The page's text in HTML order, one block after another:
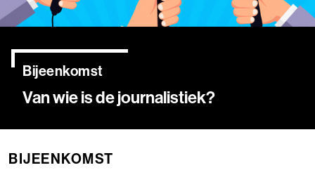
Bijeenkomst
Van wie is de journalistiek?
BIJEENKOMST